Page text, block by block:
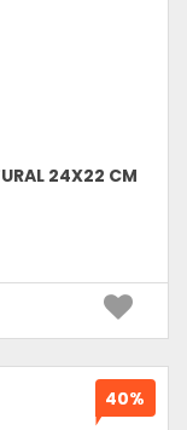
24X22 CM
40%